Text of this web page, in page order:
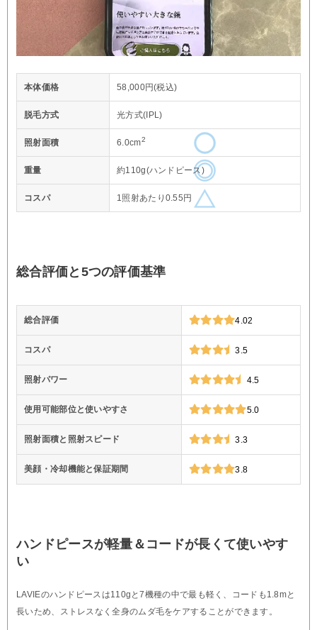
本体価格 58,000円(税込)
脱毛方式 光方式(IPL)
照射面積 6.0cm2
重量 約110g(ハンドピース)
コスパ 1照射あたり0.55円
総合評価と5つの評価基準
総合評価 4.02
コスパ 3.5
照射パワー 4.5
使用可能部位と使いやすさ 5.0
照射面積と照射スピード 3.3
美顔・冷却機能と保証期間 3.8
ハンドピースが軽量＆コードが長くて使いやす
い
LAVIEのハンドピースは110gと7機種の中で最も軽く、コードも1.8mと
長いため、ストレスなく全身のムダ毛をケアすることができます。